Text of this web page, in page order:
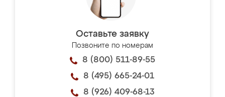
Оставьте заявку
Позвоните по номерам
8 (800) 511-89-55
8 (495) 665-24-01
8 (926) 409-68-13